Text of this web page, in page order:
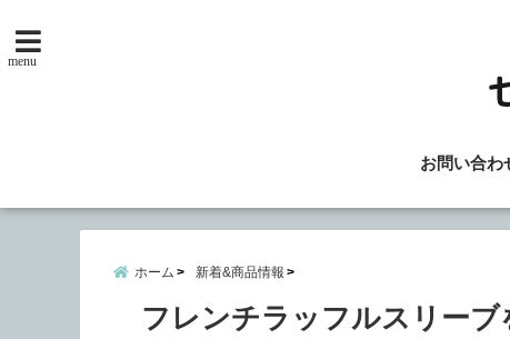
menu
お問い合わ
ホーム 新着&商品情報
フレンチラッフルスリー